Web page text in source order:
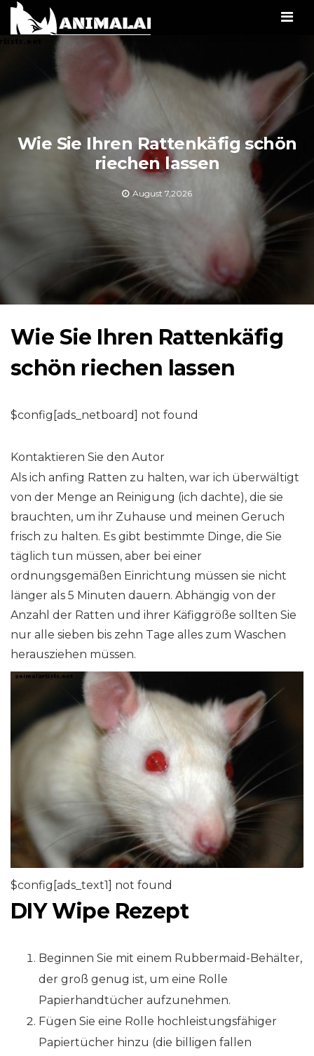
Wie Sie Ihren Rattenkäfig schön
riechen lassen
August 7,2026
Wie Sie Ihren Rattenkäfig
schön riechen lassen
$config[ads_netboard] not found
Kontaktieren Sie den Autor
Als ich anfing Ratten zu halten, war ich überwältigt
von der Menge an Reinigung (ich dachte), die sie
brauchten, um ihr Zuhause und meinen Geruch
frisch zu halten. Es gibt bestimmte Dinge, die Sie
täglich tun müssen, aber bei einer
ordnungsgemäßen Einrichtung müssen sie nicht
länger als 5 Minuten dauern. Abhängig von der
Anzahl der Ratten und ihrer Käfiggröße sollten Sie
nur alle sieben bis zehn Tage alles zum Waschen
herausziehen müssen.
$config[ads_text1] not found
DIY Wipe Rezept
Beginnen Sie mit einem Rubbermaid-Behälter,
der groß genug ist, um eine Rolle
Papierhandtücher aufzunehmen.
Fügen Sie eine Rolle hochleistungsfähiger
Papiertücher hinzu (die billigen fallen